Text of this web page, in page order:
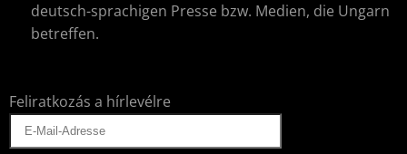
deutsch-sprachigen Presse bzw. Medien, die Ungarn
betreffen.
Feliratkozás a hírlevélre